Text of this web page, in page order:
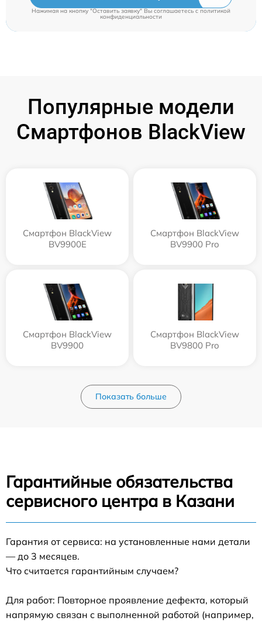
Нажимая на кнопку "Оставить заявку" Вы соглашаетесь cполитикой
конфиденциальности
Популярные модели
Смартфонов BlackView
Смартфон BlackView
BV9900E
Смартфон BlackView
BV9900 Pro
Смартфон BlackView
BV9900
Смартфон BlackView
BV9800 Pro
Показать больше
Гарантийные обязательства
сервисного центра в Казани
Гарантия от сервиса: на установленные нами детали
— до 3 месяцев.
Что считается гарантийным случаем?
Для работ: Повторное проявление дефекта, который
напрямую связан с выполненной работой (например,